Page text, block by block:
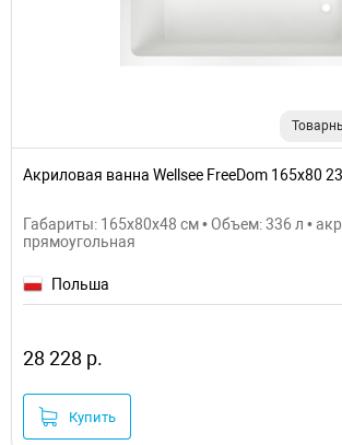
Акриловая ванна Wellsee FreeDom 165х80
Габариты: 165x80x48 см • Объем: 336 л •
прямоугольная
Польша
28 228 р.
Купить